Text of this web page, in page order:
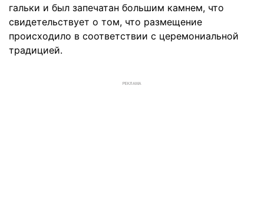
гальки и был запечатан большим камнем, что
свидетельствует о том, что размещение
происходило в соответствии с церемониальной
традицией.
РЕКЛАМА